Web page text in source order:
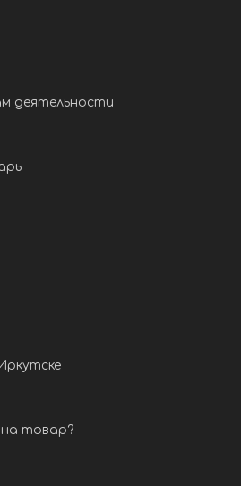
деятельности
товар?